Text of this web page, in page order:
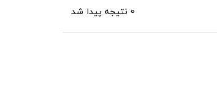
0 نتیجه پیدا شد